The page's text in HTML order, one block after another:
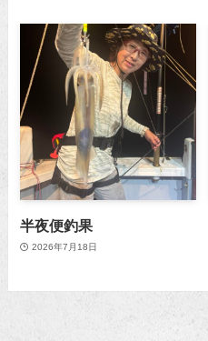
半夜便釣果
2026年7月18日